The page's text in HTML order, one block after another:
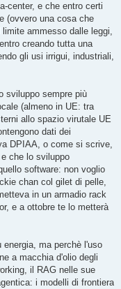
center, e che entro certi
(ovvero una cosa che
ammesso dalle leggi,
creando tutta una
gli usi irrigui, industriali,
sviluppo sempre più
(almeno in UE: tra
allo spazio virutale UE
dati dei
DPIAA, o come si scrive,
che lo sviluppo
software: non voglio
chan col gilet di pelle,
in un armadio rack
e a ottobre te lo metterà
ma perchè l'uso
a macchia d'olio degli
il RAG nelle sue
i modelli di frontiera